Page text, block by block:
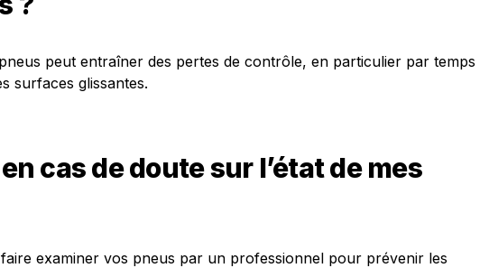
peut entraîner des pertes de contrôle, en particulier par temps
surfaces glissantes.
cas de doute sur l’état de mes
examiner vos pneus par un professionnel pour prévenir les